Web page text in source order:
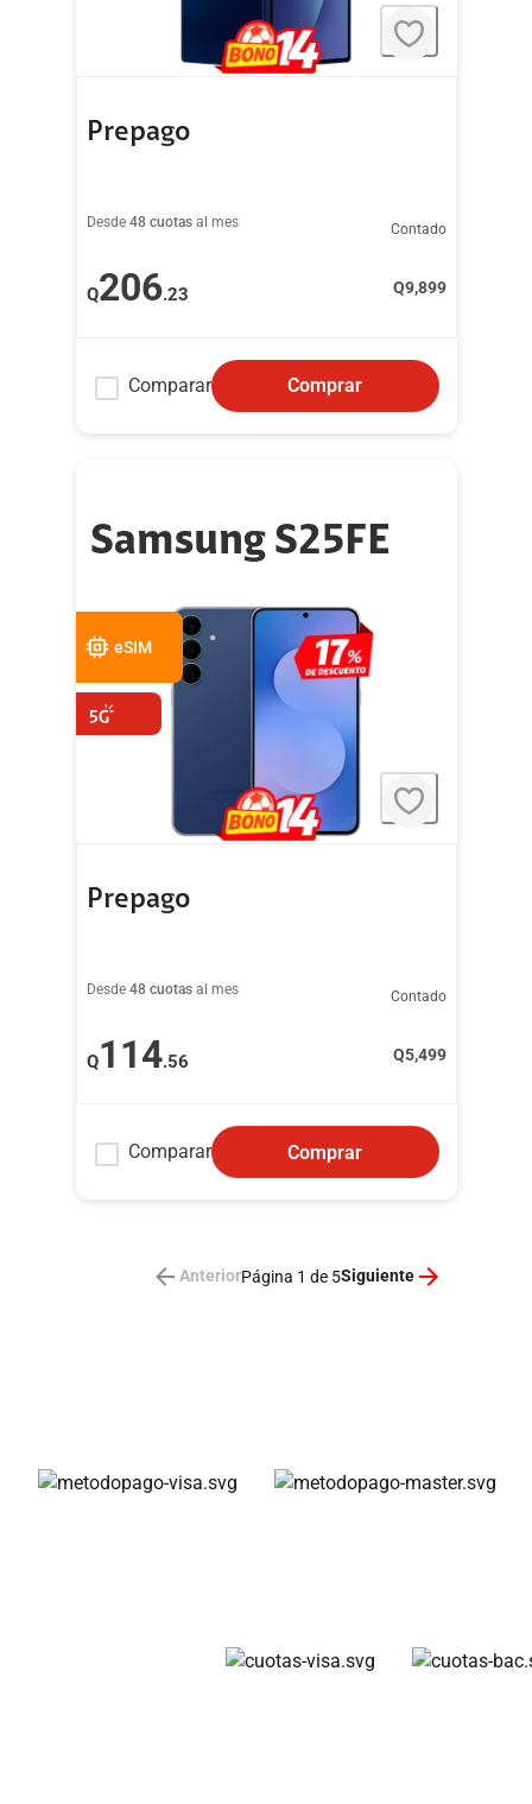
Prepago
Desde 48 cuotas al mes
Q206.23
Contado
Q9,899
Comparar Comprar
Samsung S25FE
eSIM
Prepago
Desde 48 cuotas al mes
Q114.56
Contado
Q5,499
Comparar Comprar
AnteriorPágina 1 de 5Siguiente